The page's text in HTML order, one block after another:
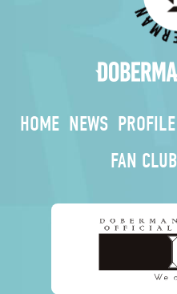
HOME NEWS PROFILE
FAN CLUB